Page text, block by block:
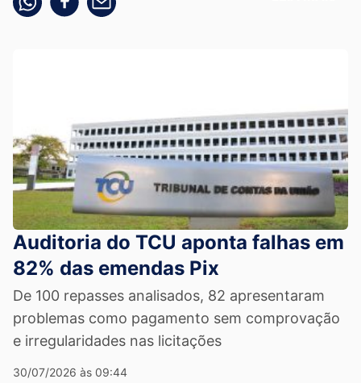
Auditoria do TCU aponta falhas em
82% das emendas Pix
De 100 repasses analisados, 82 apresentaram
problemas como pagamento sem comprovação
e irregularidades nas licitações
30/07/2026 às 09:44